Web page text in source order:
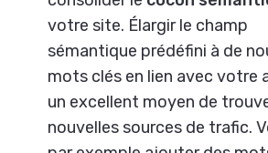
votre site. Élargir le champ
sémantique prédéfini à de
mots clés en lien avec votre
un excellent moyen de
nouvelles sources de trafic.